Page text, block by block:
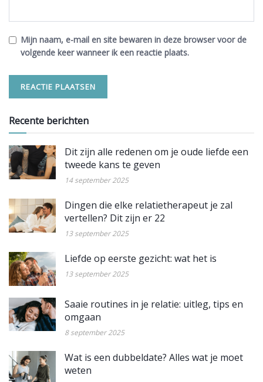
Mijn naam, e-mail en site bewaren in deze browser voor de
volgende keer wanneer ik een reactie plaats.
Recente berichten
Dit zijn alle redenen om je oude liefde een
tweede kans te geven
14 september 2025
Dingen die elke relatietherapeut je zal
vertellen? Dit zijn er 22
13 september 2025
Liefde op eerste gezicht: wat het is
13 september 2025
Saaie routines in je relatie: uitleg, tips en
omgaan
8 september 2025
Wat is een dubbeldate? Alles wat je moet
weten